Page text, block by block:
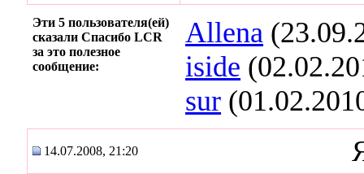
Эти 5 пользователя(ей)
сказали Спасибо LCR
за это полезное
сообщение:
Allena
iside
sur
14.07.2008, 21:20